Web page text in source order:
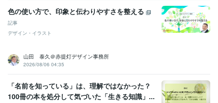
色の使い方で、印象と伝わりやすさを整える
記事
デザイン・イラスト
山田 泰久＠赤提灯デザイン事務所
2026/08/06 04:35
「名前を知っている」は、理解ではなかった？
100冊の本を処分して気づいた「生きる知識」...